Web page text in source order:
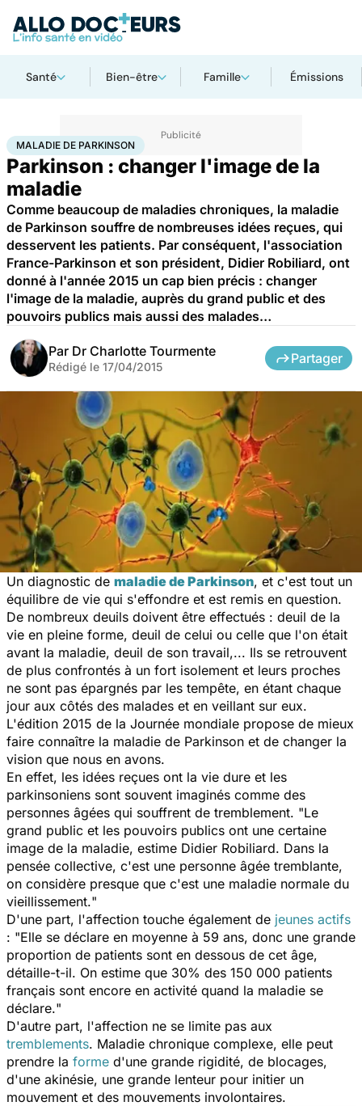
Santé Bien-être Famille Émissions
AccueilSantéMaladie de Parkinson
MALADIE DE PARKINSON
Parkinson : changer l'image de la
maladie
Comme beaucoup de maladies chroniques, la maladie
de Parkinson souffre de nombreuses idées reçues, qui
desservent les patients. Par conséquent, l'association
France-Parkinson et son président, Didier Robiliard, ont
donné à l'année 2015 un cap bien précis : changer
l'image de la maladie, auprès du grand public et des
pouvoirs publics mais aussi des malades…
Par Dr Charlotte Tourmente
Rédigé le 17/04/2015
Partager
Un diagnostic de maladie de Parkinson, et c'est tout un
équilibre de vie qui s'effondre et est remis en question.
De nombreux deuils doivent être effectués : deuil de la
vie en pleine forme, deuil de celui ou celle que l'on était
avant la maladie, deuil de son travail,... Ils se retrouvent
de plus confrontés à un fort isolement et leurs proches
ne sont pas épargnés par les tempête, en étant chaque
jour aux côtés des malades et en veillant sur eux.
L'édition 2015 de la Journée mondiale propose de mieux
faire connaître la maladie de Parkinson et de changer la
vision que nous en avons.
En effet, les idées reçues ont la vie dure et les
parkinsoniens sont souvent imaginés comme des
personnes âgées qui souffrent de tremblement. "Le
grand public et les pouvoirs publics ont une certaine
image de la maladie, estime Didier Robiliard. Dans la
pensée collective, c'est une personne âgée tremblante,
on considère presque que c'est une maladie normale du
vieillissement."
D'une part, l'affection touche également de jeunes actifs
: "Elle se déclare en moyenne à 59 ans, donc une grande
proportion de patients sont en dessous de cet âge,
détaille-t-il. On estime que 30% des 150 000 patients
français sont encore en activité quand la maladie se
déclare."
D'autre part, l'affection ne se limite pas aux
tremblements. Maladie chronique complexe, elle peut
prendre la forme d'une grande rigidité, de blocages,
d'une akinésie, une grande lenteur pour initier un
mouvement et des mouvements involontaires.